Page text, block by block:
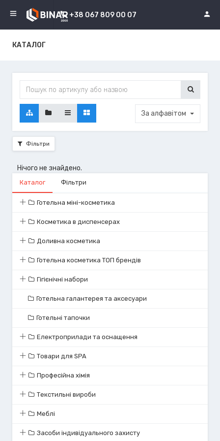
+38 067 809 00 07
КАТАЛОГ
За алфавітом
Фільтри
Нічого не знайдено.
Каталог Фільтри
Готельна міні-косметика
Косметика в диспенсерах
Доливна косметика
Готельна косметика ТОП брендів
Гігієнічні набори
Готельна галантерея та аксесуари
Готельні тапочки
Електроприлади та оснащення
Товари для SPA
Професійна хімія
Текстильні вироби
Меблі
Засоби індивідуального захисту